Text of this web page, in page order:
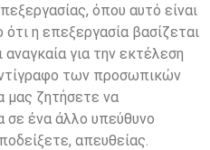
όπου αυτό είναι
η επεξεργασία βασίζεται
για την εκτέλεση
των προσωπικών
μας ζητήσετε να
σε ένα άλλο υπεύθυνο
απευθείας.